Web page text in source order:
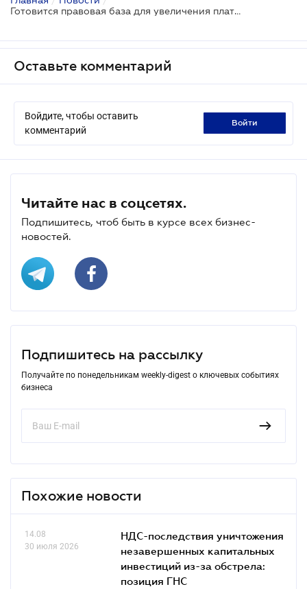
Готовится правовая база для увеличения платы за землю
Оставьте комментарий
Войдите, чтобы оставить
комментарий
войти
Читайте нас в соцсетях.
Подпишитесь, чтоб быть в курсе всех бизнес-
новостей.
Подпишитесь на рассылку
Получайте по понедельникам weekly-digest о ключевых событиях
бизнеса
Похожие новости
14.08
30 июля 2026
НДС-последствия уничтожения
незавершенных капитальных
инвестиций из-за обстрела:
позиция ГНС